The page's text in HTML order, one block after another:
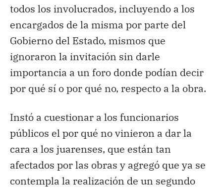
todos los involucrados, incluyendo a los
encargados de la misma por parte del
Gobierno del Estado, mismos que
ignoraron la invitación sin darle
importancia a un foro donde podían decir
por qué sí o por qué no, respecto a la obra.
Instó a cuestionar a los funcionarios
públicos el por qué no vinieron a dar la
cara a los juarenses, que están tan
afectados por las obras y agregó que ya se
contempla la realización de un segundo